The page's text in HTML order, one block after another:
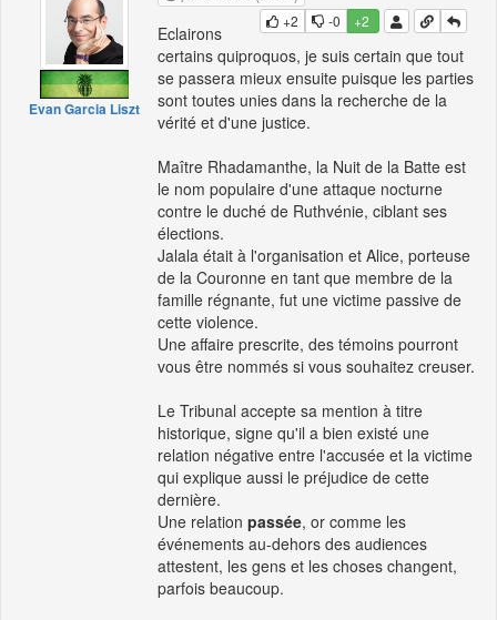
Evan Garcia Liszt
+2
-0 +2
Eclairons
certains quiproquos, je suis certain que tout
se passera mieux ensuite puisque les parties
sont toutes unies dans la recherche de la
vérité et d'une justice.
Maître Rhadamanthe, la Nuit de la Batte est
le nom populaire d'une attaque nocturne
contre le duché de Ruthvénie, ciblant ses
élections.
Jalala était à l'organisation et Alice, porteuse
de la Couronne en tant que membre de la
famille régnante, fut une victime passive de
cette violence.
Une affaire prescrite, des témoins pourront
vous être nommés si vous souhaitez creuser.
Le Tribunal accepte sa mention à titre
historique, signe qu'il a bien existé une
relation négative entre l'accusée et la victime
qui explique aussi le préjudice de cette
dernière.
Une relation passée, or comme les
événements au-dehors des audiences
attestent, les gens et les choses changent,
parfois beaucoup.